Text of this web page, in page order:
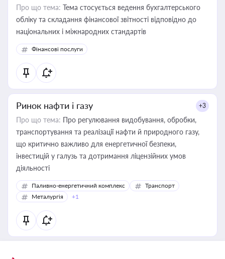
Про що тема: Тема стосується ведення бухгалтерського
обліку та складання фінансової звітності відповідно до
національних і міжнародних стандартів
Фінансові послуги
Ринок нафти і газу +3
Про що тема: Про регулювання видобування, обробки,
транспортування та реалізації нафти й природного газу,
що критично важливо для енергетичної безпеки,
інвестицій у галузь та дотримання ліцензійних умов
діяльності
Паливно-енергетичний комплекс
Транспорт
Металургія
+1